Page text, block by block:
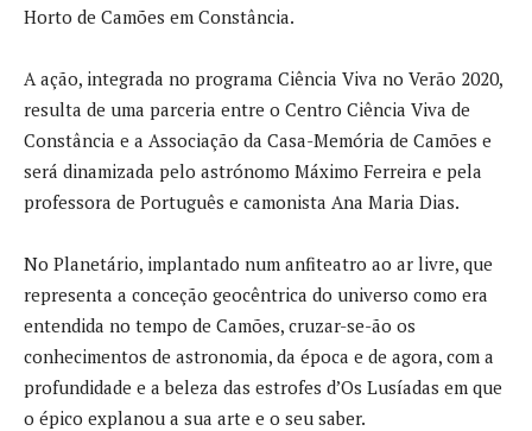
Horto de Camões em Constância.
A ação, integrada no programa Ciência Viva no Verão 2020,
resulta de uma parceria entre o Centro Ciência Viva de
Constância e a Associação da Casa-Memória de Camões e
será dinamizada pelo astrónomo Máximo Ferreira e pela
professora de Português e camonista Ana Maria Dias.
No Planetário, implantado num anfiteatro ao ar livre, que
representa a conceção geocêntrica do universo como era
entendida no tempo de Camões, cruzar-se-ão os
conhecimentos de astronomia, da época e de agora, com a
profundidade e a beleza das estrofes d’Os Lusíadas em que
o épico explanou a sua arte e o seu saber.